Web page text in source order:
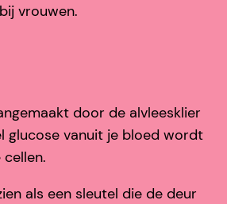
vrouwen.
door de alvleesklier
glucose vanuit je bloed wordt
als een sleutel die de deur